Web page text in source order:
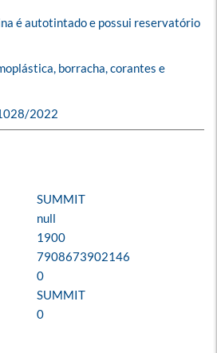
é autotintado e possui reservatório
borracha, corantes e
2022
SUMMIT
null
1900
7908673902146
0
SUMMIT
0